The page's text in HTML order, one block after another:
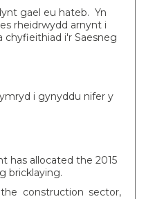
gael eu hateb. Yn
rheidrwydd arnynt i
i'r Saesneg
i gynyddu nifer y
has allocated the 2015
bricklaying.
construction sector,